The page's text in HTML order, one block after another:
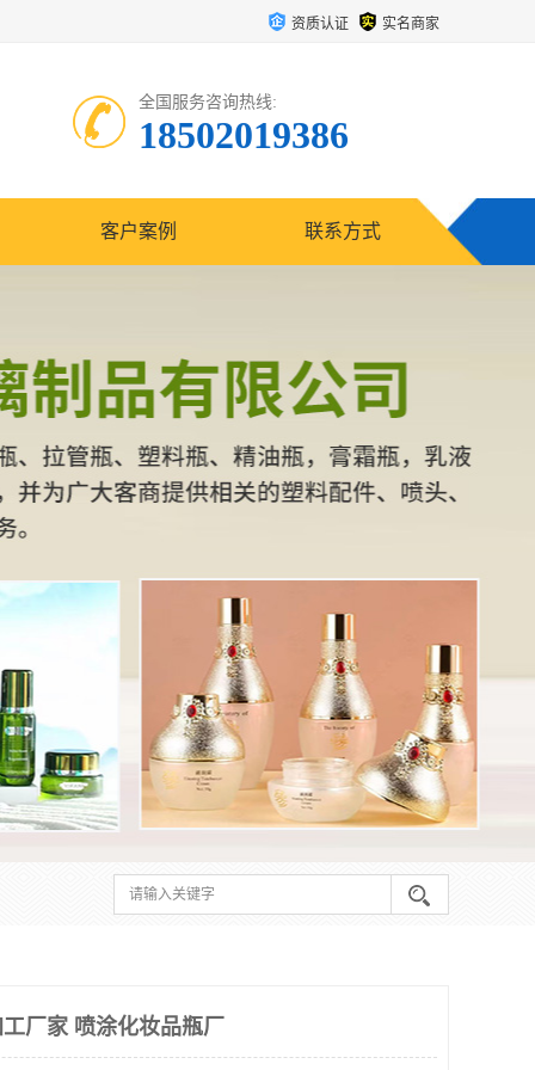
资质认证 实名商家
全国服务咨询热线:
18502019386
客户案例 联系方式
厂家 喷涂化妆品瓶厂